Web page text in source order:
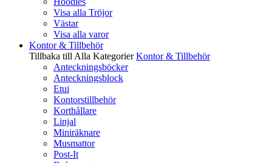
Visa alla Tröjor
Västar
Visa alla varor
Kontor & Tillbehör
Tillbaka till Alla Kategorier Kontor & Tillbehör
Anteckningsböcker
Anteckningsblock
Etui
Kontorstillbehör
Korthållare
Linjal
Miniräknare
Musmattor
Post-It